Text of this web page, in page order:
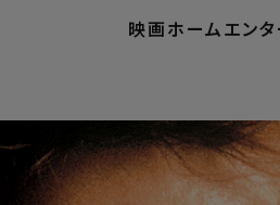
映画ホームエン